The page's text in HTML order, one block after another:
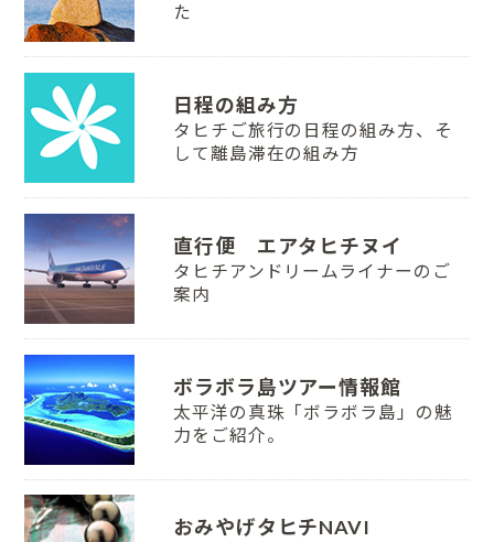
た
日程の組み方
タヒチご旅行の日程の組み方、そ
して離島滞在の組み方
直行便 エアタヒチヌイ
タヒチアンドリームライナーのご
案内
ボラボラ島ツアー情報館
太平洋の真珠「ボラボラ島」の魅
力をご紹介。
おみやげタヒチNAVI